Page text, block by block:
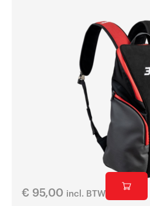
€ 95,00 incl. BTW